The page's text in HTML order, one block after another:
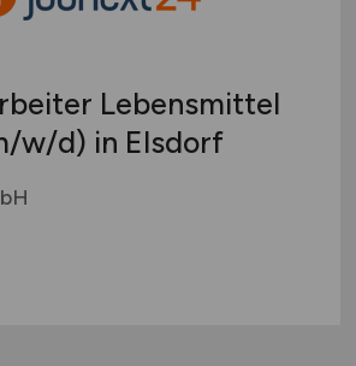
Lebensmittel
w/d) in Elsdorf